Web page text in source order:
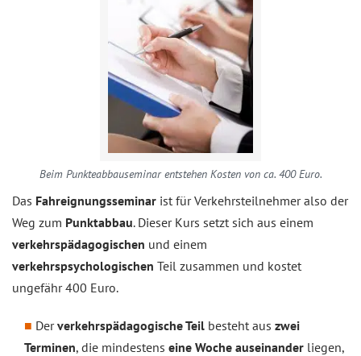
Beim Punkteabbauseminar entstehen Kosten von ca. 400 Euro.
Das Fahreignungsseminar ist für Verkehrsteilnehmer also der
Weg zum Punktabbau. Dieser Kurs setzt sich aus einem
verkehrspädagogischen und einem
verkehrspsychologischen Teil zusammen und kostet
ungefähr 400 Euro.
Derverkehrspädagogische Teil besteht aus zwei
Terminen, die mindestens eine Woche auseinander liegen,